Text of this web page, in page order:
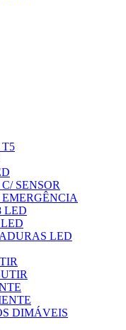
SENSOR
LED
LED
DIMÁVEIS